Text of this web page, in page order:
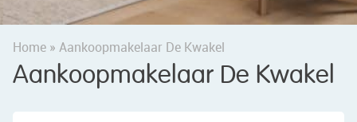
Home » Aankoopmakelaar De Kwakel
Aankoopmakelaar De Kwakel